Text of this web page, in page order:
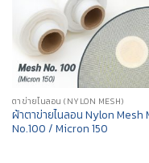
ตาข่ายไนลอน (NYLON MESH)
ผ้าตาข่ายไนลอน Nylon Mesh
No.100 / Micron 150